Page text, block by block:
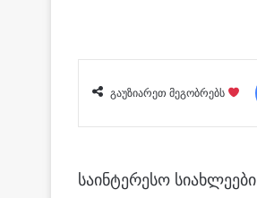
გაუზიარეთ მეგობრებს
საინტერესო სიახლეები